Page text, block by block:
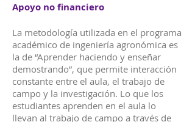
Apoyo no financiero
La metodología utilizada en el programa
académico de ingeniería agronómica es
la de “Aprender haciendo y enseñar
demostrando”, que permite interacción
constante entre el aula, el trabajo de
campo y la investigación. Lo que los
estudiantes aprenden en el aula lo
llevan al trabajo de campo a través de